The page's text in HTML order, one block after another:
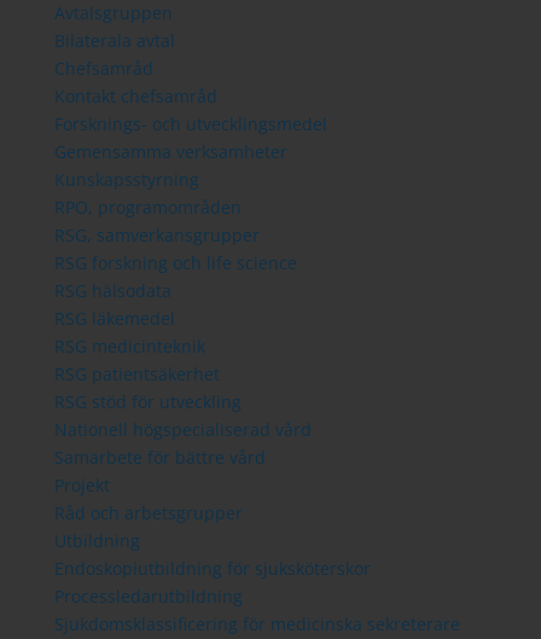
Avtalsgruppen
Bilaterala avtal
Chefsamråd
Kontakt chefsamråd
Forsknings- och utvecklingsmedel
Gemensamma verksamheter
Kunskapsstyrning
RPO, programområden
RSG, samverkansgrupper
RSG forskning och life science
RSG hälsodata
RSG läkemedel
RSG medicinteknik
RSG patientsäkerhet
RSG stöd för utveckling
Nationell högspecialiserad vård
Samarbete för bättre vård
Projekt
Råd och arbetsgrupper
Utbildning
Endoskopiutbildning för sjuksköterskor
Processledarutbildning
Sjukdomsklassificering för medicinska sekreterare